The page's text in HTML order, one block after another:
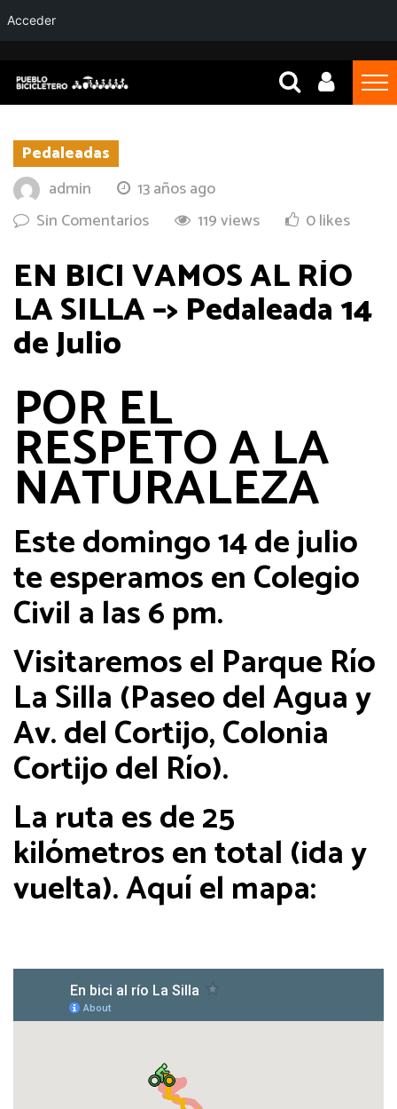
Pedaleadas
admin
13 años ago
Sin Comentarios
119 views 0 likes
EN BICI VAMOS AL RÍO
LA SILLA –> Pedaleada 14
de Julio
POR EL
RESPETO A LA
NATURALEZA
Este domingo 14 de julio
te esperamos en Colegio
Civil a las 6 pm.
Visitaremos el Parque Río
La Silla (Paseo del Agua y
Av. del Cortijo, Colonia
Cortijo del Río).
La ruta es de 25
kilómetros en total (ida y
vuelta). Aquí el mapa:
Acceder